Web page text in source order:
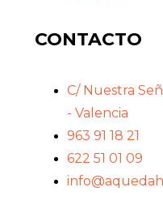
CONTACTO
C/ Nuestra
- Valencia
963 91 18 21
622 51 01 09